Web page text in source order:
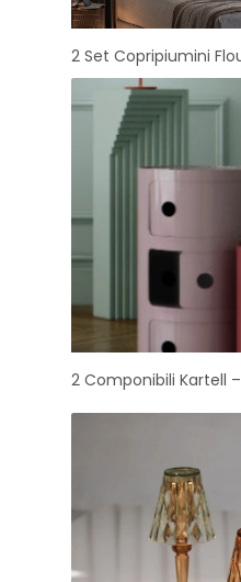
2 Set Copripiumini
2 Componibili Kartell